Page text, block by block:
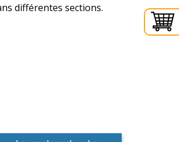
différentes sections.